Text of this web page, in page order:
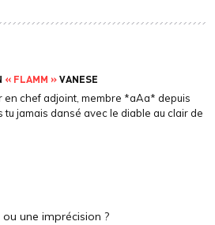
« FLAMM »VANESE
en chef adjoint, membre *aAa* depuis
tu jamais dansé avec le diable au clair de
une imprécision ?